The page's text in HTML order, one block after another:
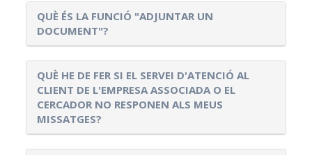
QUÈ ÉS LA FUNCIÓ "ADJUNTAR UN
DOCUMENT"?
QUÈ HE DE FER SI EL SERVEI D'ATENCIÓ AL
CLIENT DE L'EMPRESA ASSOCIADA O EL
CERCADOR NO RESPONEN ALS MEUS
MISSATGES?